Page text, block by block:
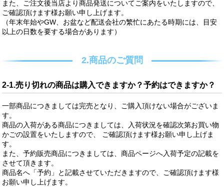
また、ご注文後当店より商品発送についてご案内をいたしますので、
ご確認頂けます様お願い申し上げます。
（年末年始やGW、お盆など配送会社の繁忙にあたる時期には、目安
以上の日数を要する場合があります）
2.商品のご質問
2-1.売り切れの商品は購入できますか？予約はできますか？
一部商品につきましては完売となり、ご購入頂けない場合がございま
す。
商品の入荷がある商品につきましては、入荷状況を確認次第お買い物
かごの設置をいたしますので、 ご確認頂けます様お願い申し上げま
す。
また、予約販売商品につきましては、商品ページへ入荷予定の記載を
させて頂きます。
商品名へ「予約」と記載させていただきますので、ご確認頂けます様
お願い申し上げます。